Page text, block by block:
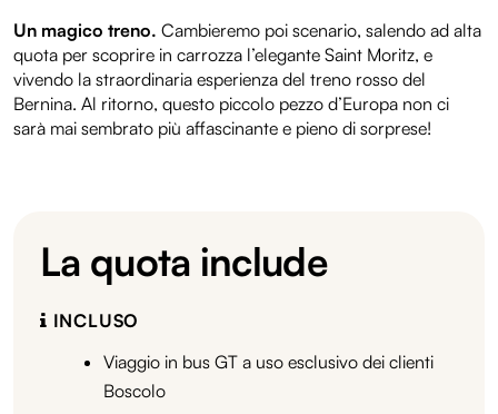
Un magico treno. Cambieremo poi scenario, salendo ad alta
quota per scoprire in carrozza l’elegante Saint Moritz, e
vivendo la straordinaria esperienza del treno rosso del
Bernina. Al ritorno, questo piccolo pezzo d’Europa non ci
sarà mai sembrato più affascinante e pieno di sorprese!
La quota include
INCLUSO
Viaggio in bus GT a uso esclusivo dei clienti
Boscolo